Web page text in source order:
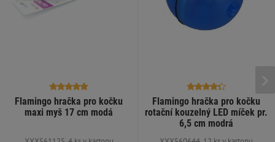
Flamingo hračka pro kočku
maxi myš 17 cm modá
Flamingo hračka pro kočku
rotační kouzelný LED míček pr.
6,5 cm modrá